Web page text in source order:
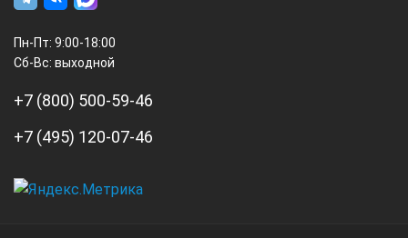
Пн-Пт: 9:00-18:00
Сб-Вс: выходной
+7 (800) 500-59-46
+7 (495) 120-07-46